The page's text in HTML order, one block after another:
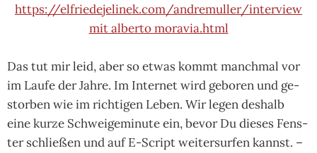
https://elfriedejelinek.com/andremuller/interview
mit alberto moravia.html
Das tut mir leid, aber so et­was kommt manch­mal vor
im Lau­fe der Jah­re. Im In­ter­net wird ge­bo­ren und ge­
stor­ben wie im rich­ti­gen Le­ben. Wir le­gen des­halb
eine kur­ze Schwei­ge­mi­nu­te ein, be­vor Du die­ses Fens­
ter schlie­ßen und auf E-Script wei­ter­sur­fen kannst. –